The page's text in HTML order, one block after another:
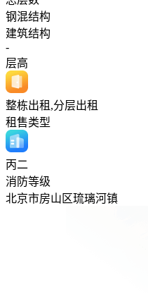
钢混结构
建筑结构
-
层高
整栋出租,分层出租
租售类型
丙二
消防等级
北京市房山区琉璃河镇